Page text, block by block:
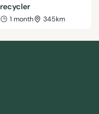
recycler
1 month 345km